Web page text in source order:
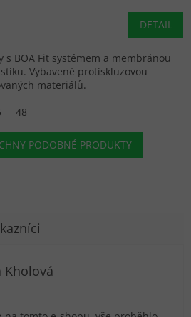
DETAIL
s BOA Fit systémem a membránou
Vybavené protiskluzovou
materiálů.
48
PODOBNÉ PRODUKTY
Kholová
obchodu je 5 z 5 hvězdiček.